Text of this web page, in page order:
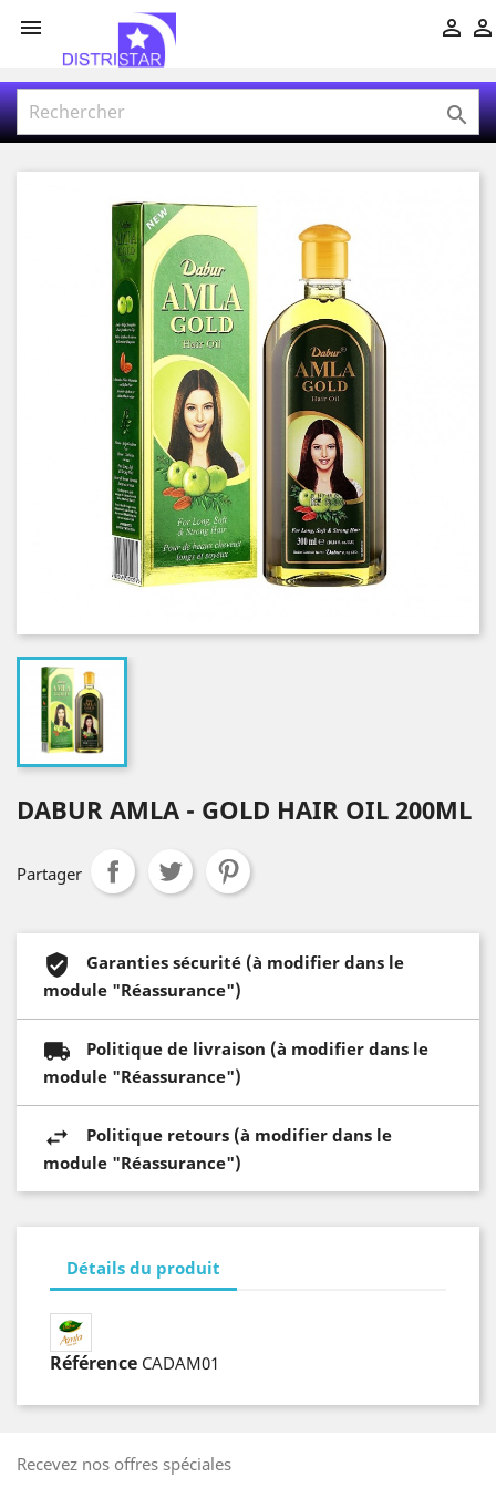
  

DABUR AMLA - GOLD HAIR OIL 200ML
Partager
Garanties sécurité (à modifier dans le
module "Réassurance")
Politique de livraison (à modifier dans le
module "Réassurance")
Politique retours (à modifier dans le
module "Réassurance")
Détails du produit
Référence CADAM01
Recevez nos offres spéciales